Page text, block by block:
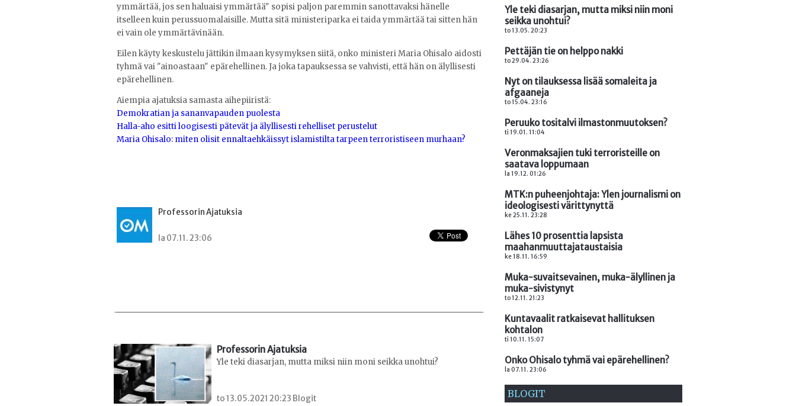
ymmärtää, jos sen haluaisi ymmärtää" sopisi paljon paremmin sanottavaksi hänelle
itselleen kuin perussuomalaisille. Mutta sitä ministeriparka ei taida ymmärtää tai sitten hän
ei vain ole ymmärtävinään.
Eilen käyty keskustelu jättikin ilmaan kysymyksen siitä, onko ministeri Maria Ohisalo aidosti
tyhmä vai "ainoastaan" epärehellinen. Ja joka tapauksessa se vahvisti, että hän on älyllisesti
epärehellinen.
Aiempia ajatuksia samasta aihepiiristä:
Demokratian ja sananvapauden puolesta
Halla-aho esitti loogisesti pätevät ja älyllisesti rehelliset perustelut
Maria Ohisalo: miten olisit ennaltaehkäissyt islamistilta tarpeen terroristiseen murhaan?
Professorin Ajatuksia
la 07.11. 23:06
Professorin Ajatuksia
Yle teki diasarjan, mutta miksi niin moni seikka unohtui?
to 13.05.2021 20:23 Blogit
Yle teki diasarjan, mutta miksi niin moni
seikka unohtui?
to 13.05. 20:23
Pettäjän tie on helppo nakki
to 29.04. 23:26
Nyt on tilauksessa lisää somaleita ja
afgaaneja
to 15.04. 23:16
Peruuko tositalvi ilmastonmuutoksen?
ti 19.01. 11:04
Veronmaksajien tuki terroristeille on
saatava loppumaan
la 19.12. 01:26
MTK:n puheenjohtaja: Ylen journalismi on
ideologisesti värittynyttä
ke 25.11. 23:28
Lähes 10 prosenttia lapsista
maahanmuuttajataustaisia
ke 18.11. 16:59
Muka-suvaitsevainen, muka-älyllinen ja
muka-sivistynyt
to 12.11. 21:23
Kuntavaalit ratkaisevat hallituksen
kohtalon
ti 10.11. 15:07
Onko Ohisalo tyhmä vai epärehellinen?
la 07.11. 23:06
BLOGIT